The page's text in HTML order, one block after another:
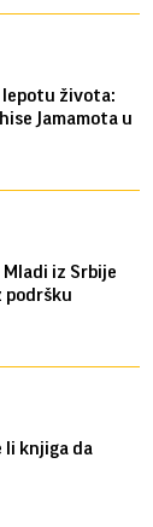
lepotu života:
Jamamota u
iz Srbije
podršku
li knjiga da